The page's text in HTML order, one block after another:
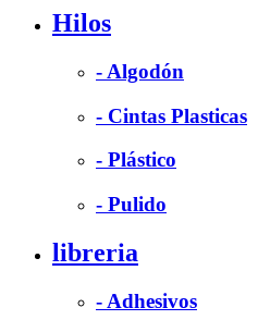
Hilos
- Algodón
- Cintas Plasticas
- Plástico
- Pulido
libreria
- Adhesivos